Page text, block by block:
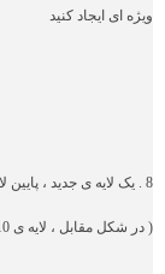
ویژه ای ایجاد کنید
8 . یک لایه ی جدید ، پایین لایه های ایجاد شده توسط
( در شکل مقابل ، لایه ی 10 لایه ی تازه ایجاد شده می باشد . )